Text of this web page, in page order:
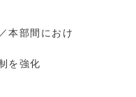
本部間におけ
を強化